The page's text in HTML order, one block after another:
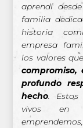
aprendí
familia
historia
empresa
los valores
compromiso,
profundo
hecho. Estos
vivos en